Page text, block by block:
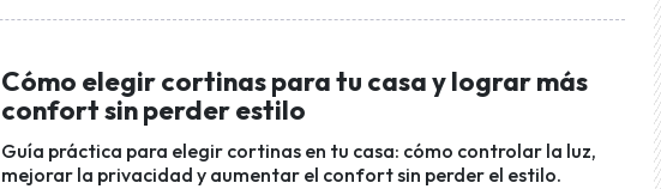
Cómo elegir cortinas para tu casa y lograr más
confort sin perder estilo
Guía práctica para elegir cortinas en tu casa: cómo controlar la luz,
mejorar la privacidad y aumentar el confort sin perder el estilo.